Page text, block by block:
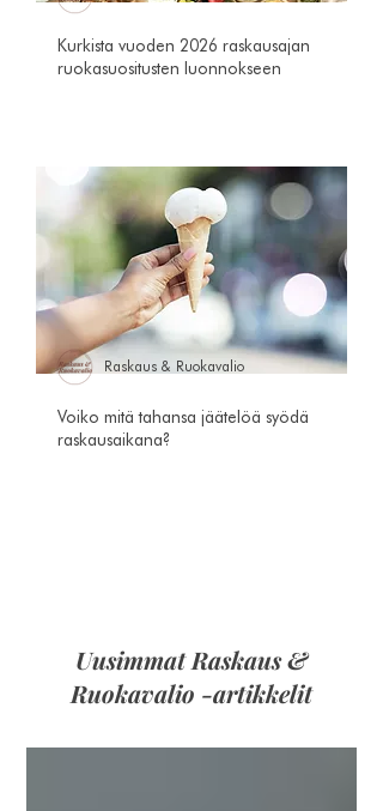
Kurkista vuoden 2026 raskausajan
ruokasuositusten luonnokseen
Raskaus & Ruokavalio
Voiko mitä tahansa jäätelöä syödä
raskausaikana?
Uusimmat Raskaus &
Ruokavalio -artikkelit